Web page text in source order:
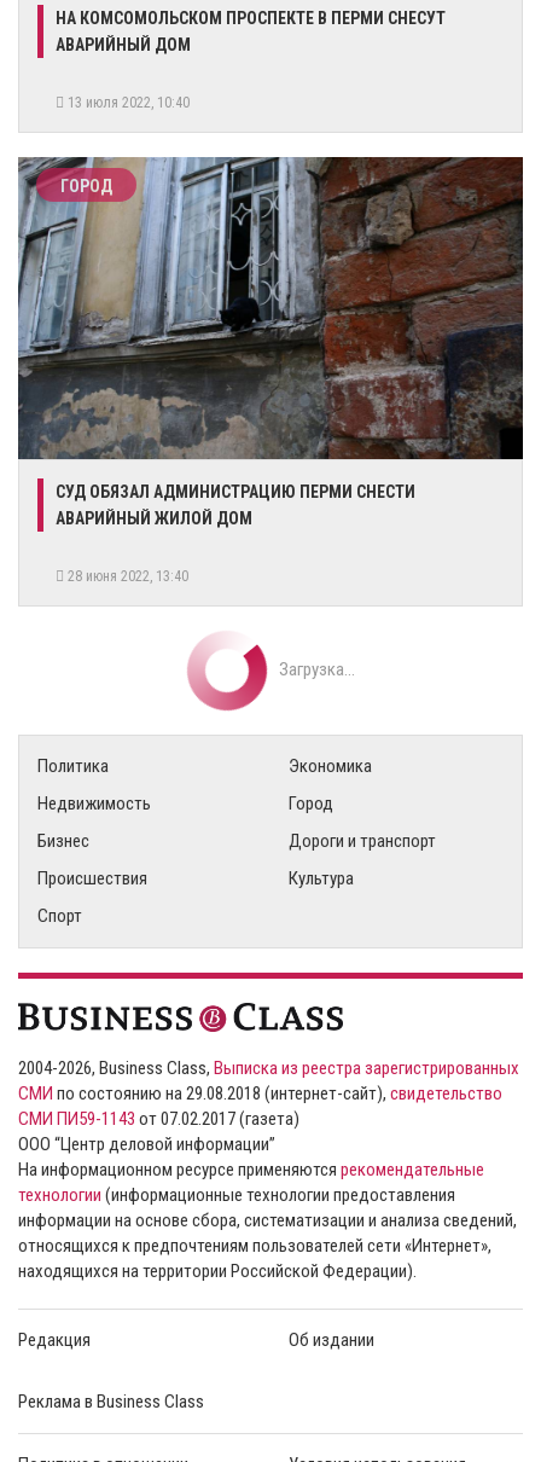
​НА КОМСОМОЛЬСКОМ ПРОСПЕКТЕ В ПЕРМИ СНЕСУТ
АВАРИЙНЫЙ ДОМ
13 июля 2022, 10:40
ГОРОД
​СУД ОБЯЗАЛ АДМИНИСТРАЦИЮ ПЕРМИ СНЕСТИ
АВАРИЙНЫЙ ЖИЛОЙ ДОМ
28 июня 2022, 13:40
Загрузка...
Политика
Экономика
Недвижимость
Город
Бизнес
Дороги и транспорт
Происшествия
Культура
Спорт
2004-2026, Business Class, Выписка из реестра зарегистрированных
СМИ по состоянию на 29.08.2018 (интернет-сайт), свидетельство
СМИ ПИ59-1143 от 07.02.2017 (газета)
ООО “Центр деловой информации”
На информационном ресурсе применяются рекомендательные
технологии (информационные технологии предоставления
информации на основе сбора, систематизации и анализа сведений,
относящихся к предпочтениям пользователей сети «Интернет»,
находящихся на территории Российской Федерации).
Редакция Об издании
Реклама в Business Class